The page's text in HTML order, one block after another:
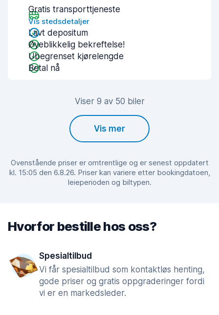
Gratis transporttjeneste
Vis stedsdetaljer
Lavt depositum
Øyeblikkelig bekreftelse!
Ubegrenset kjørelengde
Betal nå
Viser 9 av 50 biler
Vis mer
Ovenstående priser er omtrentlige og er senest oppdatert
kl. 15:05 den 6.8.26. Priser kan variere etter bookingdatoen,
leieperioden og biltypen.
Hvorfor bestille hos oss?
Spesialtilbud
Vi får spesialtilbud som kontaktløs henting,
gode priser og gratis oppgraderinger fordi
vi er en markedsleder.